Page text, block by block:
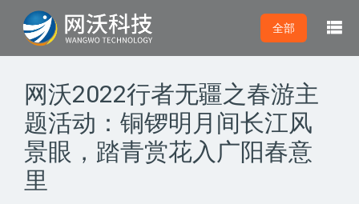

全部
网沃2022行者无疆之春游主
题活动：铜锣明月间长江风
景眼，踏青赏花入广阳春意
里